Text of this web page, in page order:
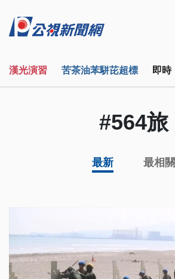
漢光演習 苦茶油苯駢芘超標 即時
#564旅
最新 最相關